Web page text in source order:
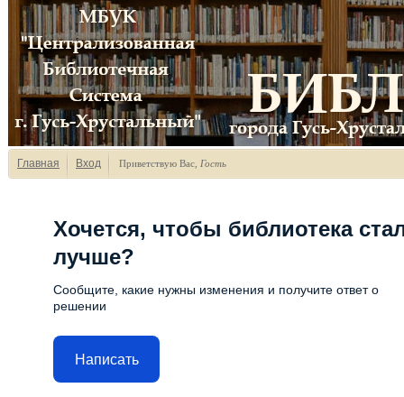
Главная Вход Приветствую Вас Гость
Хочется, чтобы библиотека
лучше?
Сообщите, какие нужны изменения и получите ответ о
решении
Написать